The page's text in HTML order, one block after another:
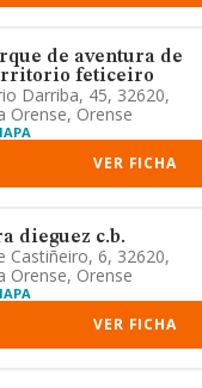
de aventura de
feticeiro
Darriba, 45, 32620,
Orense, Orense
VER FICHA
dieguez c.b.
Castiñeiro, 6, 32620,
Orense, Orense
VER FICHA